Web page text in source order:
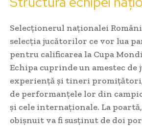
Selecționerul naționalei
selecția jucătorilor ce vor lua
pentru calificarea la Cupa
Echipa cuprinde un amestec de
experiență și tineri
de performanțele lor din
și cele internaționale. La
obişnuit va fi susținut de doi